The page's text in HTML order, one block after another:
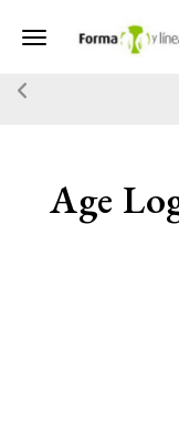
Toggle navigation
Age